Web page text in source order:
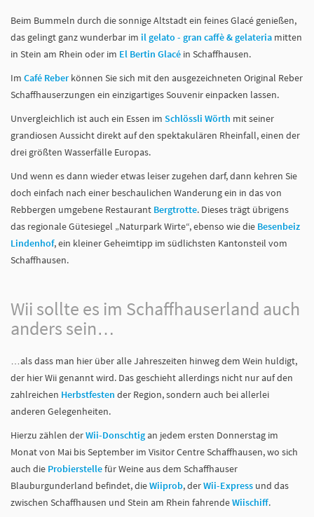
Beim Bummeln durch die sonnige Altstadt ein feines Glacé genießen,
das gelingt ganz wunderbar im il gelato - gran caffè & gelateria mitten
in Stein am Rhein oder im El Bertin Glacé in Schaffhausen.
Im Café Reberkönnen Sie sich mit den ausgezeichneten Original Reber
Schaffhauserzungen ein einzigartiges Souvenir einpacken lassen.
Unvergleichlich ist auch ein Essen im Schlössli Wörth mit seiner
grandiosen Aussicht direkt auf den spektakulären Rheinfall, einen der
drei größten Wasserfälle Europas.
Und wenn es dann wieder etwas leiser zugehen darf, dann kehren Sie
doch einfach nach einer beschaulichen Wanderung ein in das von
Rebbergen umgebene Restaurant Bergtrotte. Dieses trägt übrigens
das regionale Gütesiegel „Naturpark Wirte“, ebenso wie die Besenbeiz
Lindenhof, ein kleiner Geheimtipp im südlichsten Kantonsteil vom
Schaffhausen.
Wii sollte es im Schaffhauserland auch
anders sein…
…als dass man hier über alle Jahreszeiten hinweg dem Wein huldigt,
der hier Wii genannt wird. Das geschieht allerdings nicht nur auf den
zahlreichen Herbstfesten der Region, sondern auch bei allerlei
anderen Gelegenheiten.
Hierzu zählen derWii-Donschtigan jedem ersten Donnerstag im
Monat von Mai bis September im Visitor Centre Schaffhausen, wo sich
auch die Probierstellefür Weine aus dem Schaffhauser
Blauburgunderland befindet, dieWiiprob, derWii-Express und das
zwischen Schaffhausen und Stein am Rhein fahrendeWiischiff.